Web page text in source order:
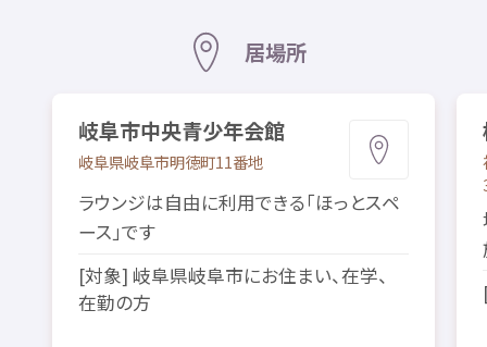
居場所
岐阜市中央青少年会館
岐阜県岐阜市明徳町11番地
ラウンジは自由に利用できる「ほっとスペ
ース」です
[対象] 岐阜県岐阜市にお住まい、在学、
在勤の方